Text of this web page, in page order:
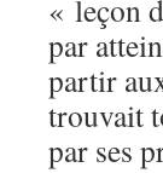
« leçon
par
partir
trouvait
par ses